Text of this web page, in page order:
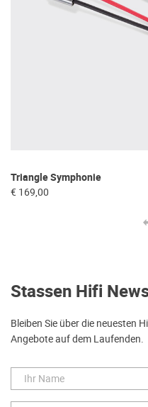
Triangle Symphonie
€ 169,00
Stassen Hifi
Bleiben Sie über die neuesten
Angebote auf dem Laufenden.